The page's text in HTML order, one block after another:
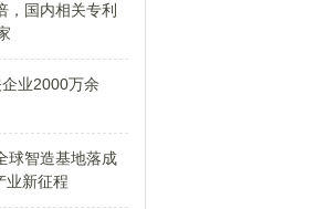
，国内相关专利
业2000万余
球智造基地落成
业新征程